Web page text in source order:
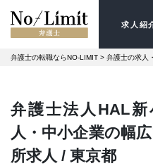
求人紹
弁護士の転職ならNO-LIMIT > 弁護士の求人
弁護士法人HAL
人・中小企業の幅
所求人 / 東京都